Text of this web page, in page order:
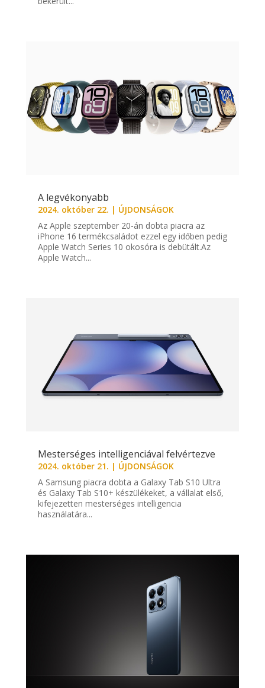
A legvékonyabb
2024. október 22. | ÚJDONSÁGOK
Az Apple szeptember 20-án dobta piacra az
iPhone 16 termékcsaládot ezzel egy időben pedig
Apple Watch Series 10 okosóra is debütált.Az
Apple Watch...
Mesterséges intelligenciával felvértezve
2024. október 21. | ÚJDONSÁGOK
A Samsung piacra dobta a Galaxy Tab S10 Ultra
és Galaxy Tab S10+ készülékeket, a vállalat első,
kifejezetten mesterséges intelligencia
használatára...